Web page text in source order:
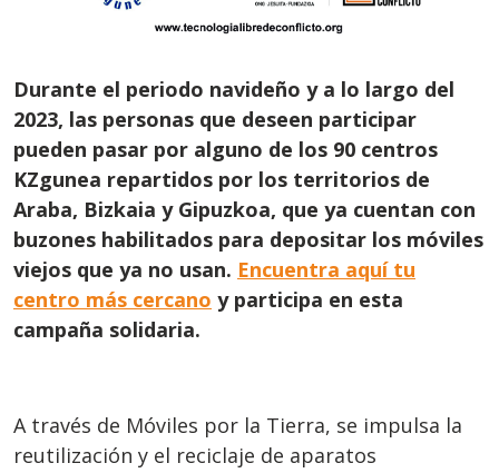
Durante el periodo navideño y a lo largo del
2023, las personas que deseen participar
pueden pasar por alguno de los 90 centros
KZgunea repartidos por los territorios de
Araba, Bizkaia y Gipuzkoa, que ya cuentan con
buzones habilitados para depositar los móviles
viejos que ya no usan. Encuentra aquí tu
centro más cercano y participa en esta
campaña solidaria.
A través de Móviles por la Tierra, se impulsa la
reutilización y el reciclaje de aparatos